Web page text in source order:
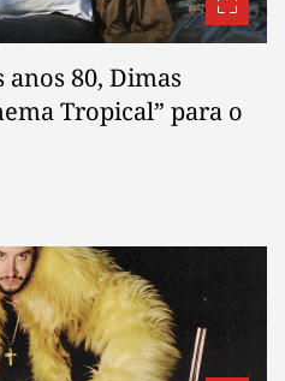
80, Dimas
Tropical” para o